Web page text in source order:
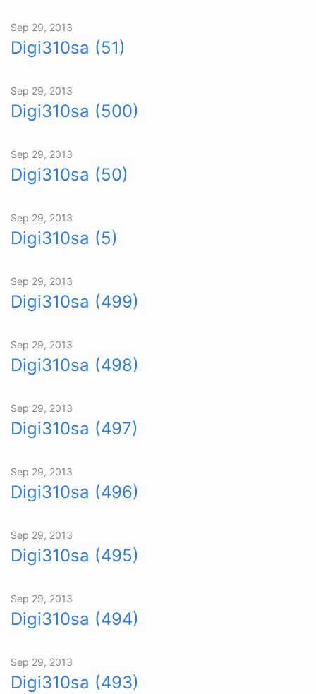
Sep 29, 2013
Digi310sa (51)
Sep 29, 2013
Digi310sa (500)
Sep 29, 2013
Digi310sa (50)
Sep 29, 2013
Digi310sa (5)
Sep 29, 2013
Digi310sa (499)
Sep 29, 2013
Digi310sa (498)
Sep 29, 2013
Digi310sa (497)
Sep 29, 2013
Digi310sa (496)
Sep 29, 2013
Digi310sa (495)
Sep 29, 2013
Digi310sa (494)
Sep 29, 2013
Digi310sa (493)